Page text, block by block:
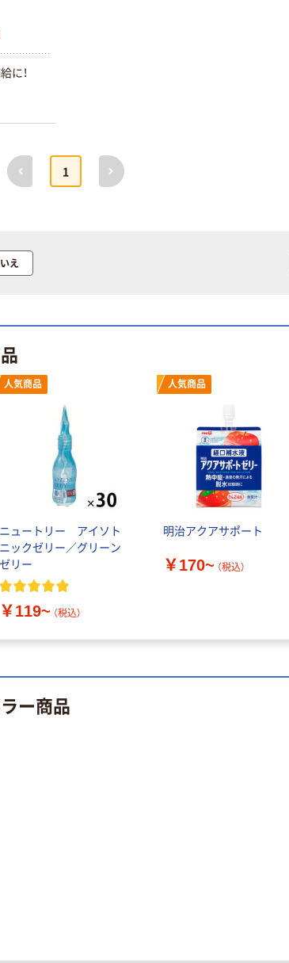
に！
前へ
1
次へ
え
人気商品
ニュートリー アイソト
ニックゼリー／グリーン
ゼリー
￥119~ （税込）
人気商品
明治アクアサポート
￥170~ （税込）
ー商品
ペーパータオル
小判・シングル
再生紙 200枚
本気プライス
アスクル オリジ
￥428~
オリジナル
【アスクル限定】
ファーストレイ
ト ニトリルグ
ローブ ブル
ー 粉なし（パ
ウダーフリー）
￥698~
ディスポパンツ
￥96~ （税込）